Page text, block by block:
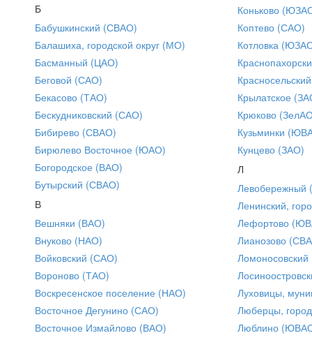
Б
Бабушкинский (СВАО)
Балашиха, городской округ (МО)
Басманный (ЦАО)
Беговой (САО)
Бекасово (ТАО)
Бескудниковский (САО)
Бибирево (СВАО)
Бирюлево Восточное (ЮАО)
Богородское (ВАО)
Бутырский (СВАО)
В
Вешняки (ВАО)
Внуково (НАО)
Войковский (САО)
Вороново (ТАО)
Воскресенское поселение (НАО)
Восточное Дегунино (САО)
Восточное Измайлово (ВАО)
Коньково
Коптево (САО)
Котловка
Крылатское
Крюково
Кузьминки
Кунцево (ЗАО)
Л
Ленинский,
Лефортово
Лианозово
Луховицы,
Люберцы,
Люблино